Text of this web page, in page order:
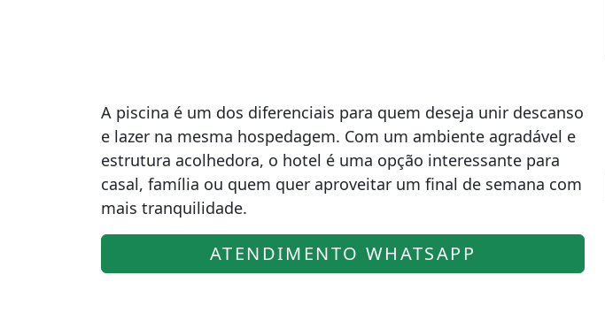
A piscina é um dos diferenciais para quem deseja unir descanso
e lazer na mesma hospedagem. Com um ambiente agradável e
estrutura acolhedora, o hotel é uma opção interessante para
casal, família ou quem quer aproveitar um final de semana com
mais tranquilidade.
ATENDIMENTO WHATSAPP